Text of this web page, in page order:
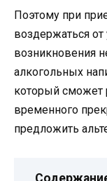
Поэтому при
воздержаться от
возникновения
алкогольных
который сможет
временного
предложить